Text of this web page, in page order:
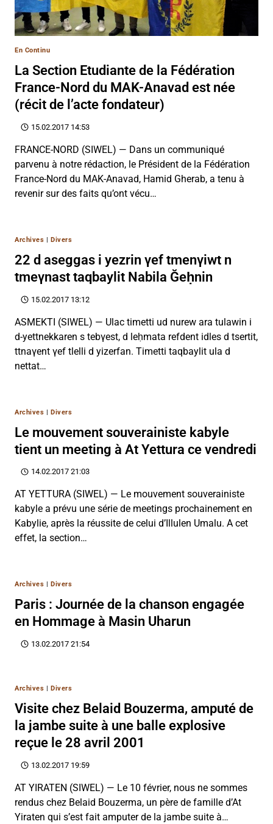
En Continu
La Section Etudiante de la Fédération
France-Nord du MAK-Anavad est née
(récit de l’acte fondateur)
15.02.2017 14:53
FRANCE-NORD (SIWEL) — Dans un communiqué
parvenu à notre rédaction, le Président de la Fédération
France-Nord du MAK-Anavad, Hamid Gherab, a tenu à
revenir sur des faits qu’ont vécu…
Archives |Divers
22 d aseggas i yezrin γef tmenγiwt n
tmeγnast taqbaylit Nabila Ğeḥnin
15.02.2017 13:12
ASMEKTI (SIWEL) — Ulac timetti ud nurew ara tulawin i
d-yettnekkaren s tebγest, d leḥmata refdent idles d tsertit,
ttnaγent γef tlelli d yizerfan. Timetti taqbaylit ula d
nettat…
Archives |Divers
Le mouvement souverainiste kabyle
tient un meeting à At Yettura ce vendredi
14.02.2017 21:03
AT YETTURA (SIWEL) — Le mouvement souverainiste
kabyle a prévu une série de meetings prochainement en
Kabylie, après la réussite de celui d’Illulen Umalu. A cet
effet, la section…
Archives Divers
Paris : Journée de la chanson engagée
en Hommage à Masin Uharun
13.02.2017 21:54
Archives Divers
Visite chez Belaid Bouzerma, amputé de
la jambe suite à une balle explosive
reçue le 28 avril 2001
13.02.2017 19:59
AT YIRATEN (SIWEL) — Le 10 février, nous ne sommes
rendus chez Belaid Bouzerma, un père de famille d’At
Yiraten qui s’est fait amputer de la jambe suite à…